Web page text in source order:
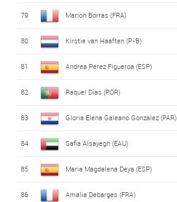
79 Marion Borras (FRA)
80 Kirstie van Haaften (P-B)
81 Andrea Perez Figueroa (ESP)
82 Raquel Dias (POR)
83 Gloria Elena Galeano Gonzalez (PAR)
84 Safia Alsayegh (EAU)
85 Maria Magdalena Deya (ESP)
86 Amalia Debarges (FRA)